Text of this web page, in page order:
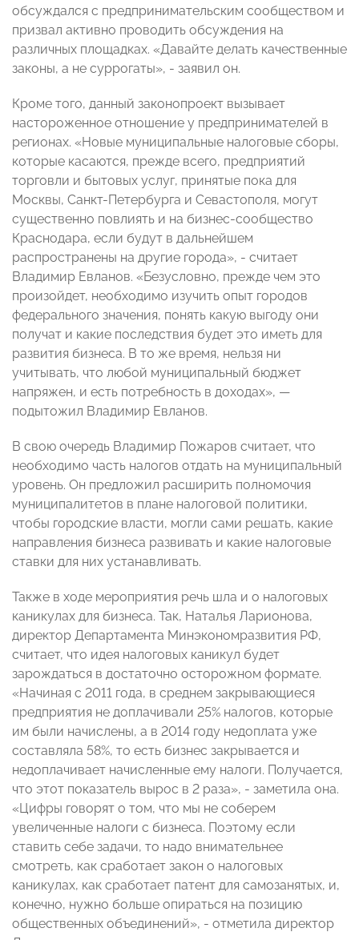
обсуждался с предпринимательским сообществом и
призвал активно проводить обсуждения на
различных площадках. «Давайте делать качественные
законы, а не суррогаты», - заявил он.
Кроме того, данный законопроект вызывает
настороженное отношение у предпринимателей в
регионах. «Новые муниципальные налоговые сборы,
которые касаются, прежде всего, предприятий
торговли и бытовых услуг, принятые пока для
Москвы, Санкт-Петербурга и Севастополя, могут
существенно повлиять и на бизнес-сообщество
Краснодара, если будут в дальнейшем
распространены на другие города», - считает
Владимир Евланов. «Безусловно, прежде чем это
произойдет, необходимо изучить опыт городов
федерального значения, понять какую выгоду они
получат и какие последствия будет это иметь для
развития бизнеса. В то же время, нельзя ни
учитывать, что любой муниципальный бюджет
напряжен, и есть потребность в доходах», —
подытожил Владимир Евланов.
В свою очередь Владимир Пожаров считает, что
необходимо часть налогов отдать на муниципальный
уровень. Он предложил расширить полномочия
муниципалитетов в плане налоговой политики,
чтобы городские власти, могли сами решать, какие
направления бизнеса развивать и какие налоговые
ставки для них устанавливать.
Также в ходе мероприятия речь шла и о налоговых
каникулах для бизнеса. Так, Наталья Ларионова,
директор Департамента Минэкономразвития РФ,
считает, что идея налоговых каникул будет
зарождаться в достаточно осторожном формате.
«Начиная с 2011 года, в среднем закрывающиеся
предприятия не доплачивали 25% налогов, которые
им были начислены, а в 2014 году недоплата уже
составляла 58%, то есть бизнес закрывается и
недоплачивает начисленные ему налоги. Получается,
что этот показатель вырос в 2 раза», - заметила она.
«Цифры говорят о том, что мы не соберем
увеличенные налоги с бизнеса. Поэтому если
ставить себе задачи, то надо внимательнее
смотреть, как сработает закон о налоговых
каникулах, как сработает патент для самозанятых, и,
конечно, нужно больше опираться на позицию
общественных объединений», - отметила директор